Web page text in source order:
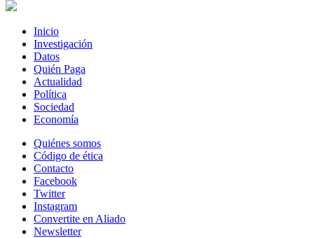
Inicio
Investigación
Datos
Quién Paga
Actualidad
Política
Sociedad
Economía
Quiénes somos
Código de ética
Contacto
Facebook
Twitter
Instagram
Convertite en Aliado
Newsletter